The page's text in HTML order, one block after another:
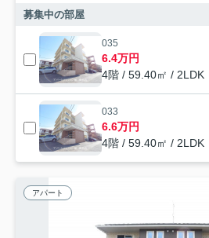
募集中の部屋
035
6.4万円
4階 / 59.40㎡ / 2LDK
033
6.6万円
4階 / 59.40㎡ / 2LDK
アパート